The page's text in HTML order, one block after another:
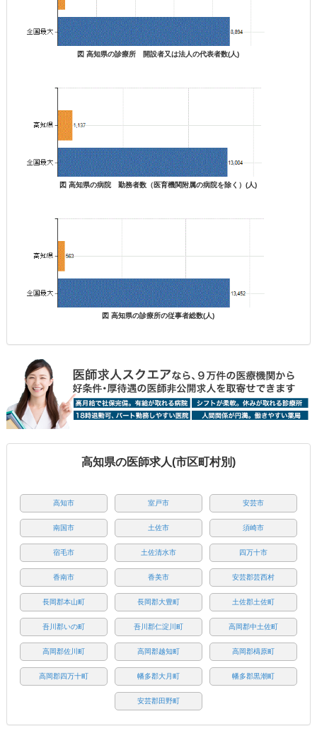
図 高知県の診療所 開設者又は法人の代表者数(人)
図 高知県の病院 勤務者数（医育機関附属の病院を除く）(人)
図 高知県の診療所の従事者総数(人)
高知県の医師求人(市区町村別)
高知市 室戸市 安芸市
南国市 土佐市 須崎市
宿毛市 土佐清水市 四万十市
香南市 香美市 安芸郡芸西村
長岡郡本山町 長岡郡大豊町 土佐郡土佐町
吾川郡いの町 吾川郡仁淀川町 高岡郡中土佐町
高岡郡佐川町 高岡郡越知町 高岡郡檮原町
高岡郡四万十町 幡多郡大月町 幡多郡黒潮町
安芸郡田野町